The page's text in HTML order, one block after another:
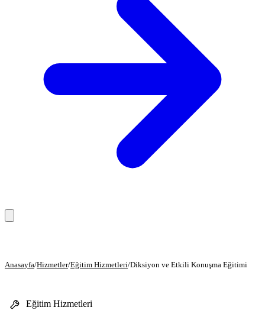
Anasayfa/Hizmetler/Eğitim Hizmetleri/Diksiyon ve Etkili Konuşma Eğitimi
Eğitim Hizmetleri